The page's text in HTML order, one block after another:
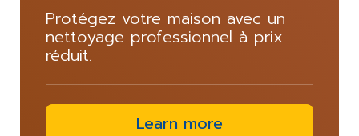
Protégez votre maison avec un
nettoyage professionnel à prix
réduit.
Learn more